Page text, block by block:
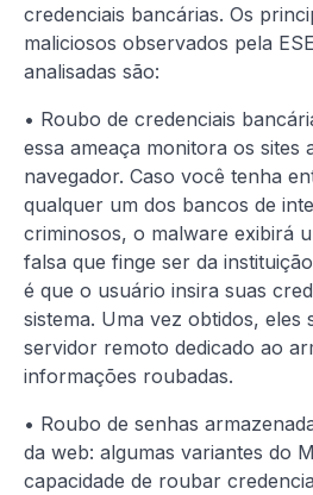
credenciais bancárias. Os
maliciosos observados pela
analisadas são:
• Roubo de credenciais
essa ameaça monitora os sites
navegador. Caso você tenha
qualquer um dos bancos de
criminosos, o malware exibirá
falsa que finge ser da
é que o usuário insira suas
sistema. Uma vez obtidos, eles
servidor remoto dedicado ao
informações roubadas.
• Roubo de senhas
da web: algumas variantes do
capacidade de roubar